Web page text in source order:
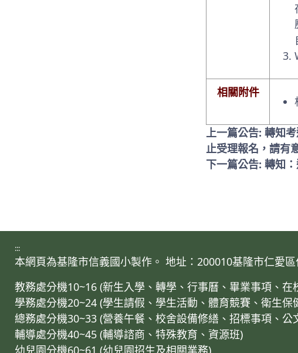
相關附件
上一篇公告: 轉知
止受理報名，請有
下一篇公告: 轉知
:::
本網頁為基隆市信義國小製作。 地址：200010基隆市仁愛
教務處分機10~16 (新生入學、轉學、行事曆、畢業事項、
學務處分機20~24 (學生請假、學生活動、體育競賽、衛生
總務處分機30~33 (營養午餐、校舍設備修繕、招標事項、
輔導處分機40~45 (輔導諮商、特殊教育、資源班)
幼兒園分機60~61 (幼兒園招生及相關業務)